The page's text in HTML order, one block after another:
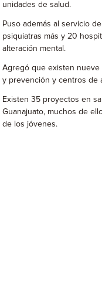
unidades de salud.
Puso además al servicio
psiquiatras más y 20
alteración mental.
Agregó que existen nueve
y prevención y centros de
Existen 35 proyectos en
Guanajuato, muchos de
de los jóvenes.